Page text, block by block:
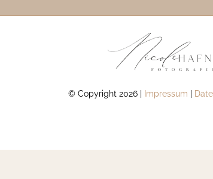
© Copyright 2026 | Impressum